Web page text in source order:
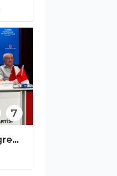
Yücel’den Türkdoğan’a hayırlı olsun ziyareti!
7